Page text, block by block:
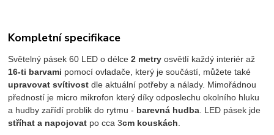
Kompletní specifikace
Světelný pásek 60 LED o délce2 metry osvětlí každý interiér až
16-ti barvami pomocí ovladače, který je součástí, můžete také
upravovat svítivostdle aktuální potřeby a nálady. Mimořádnou
předností je micro mikrofon který díky odposlechu okolního hluku
a hudby zařídí problik do rytmu - barevná hudba . LED pásek jde
stříhat a napojovat po cca 3cm kouskách